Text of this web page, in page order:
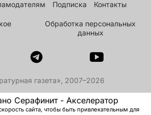
Подписка Контакты
Обработка персональных
данных
газета», 2007–2026
Серафинит - Акселератор
сайта, чтобы быть привлекательным для